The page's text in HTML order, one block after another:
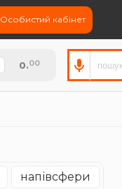
Особистий кабінет
0.00
напівсфери